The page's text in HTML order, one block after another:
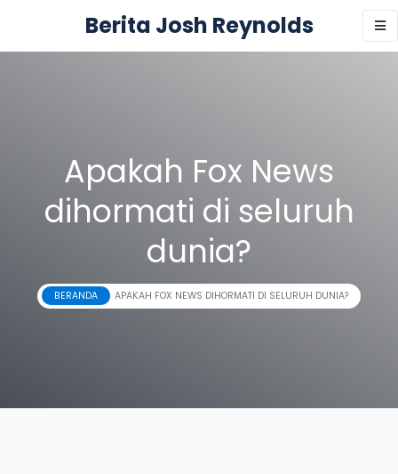
Berita Josh Reynolds
Apakah Fox News
dihormati di seluruh
dunia?
BERANDA APAKAH FOX NEWS DIHORMATI DI SELURUH DUNIA?